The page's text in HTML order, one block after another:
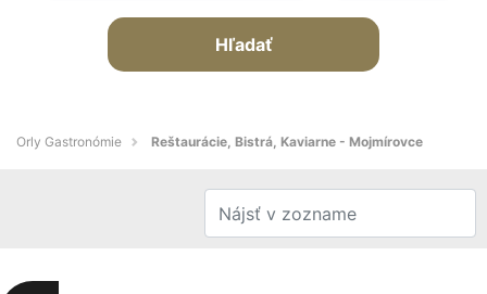
Hľadať
Orly Gastronómie Reštaurácie, Bistrá, Kaviarne - Mojmírovce